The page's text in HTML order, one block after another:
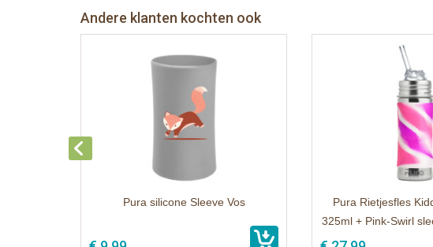
Andere klanten kochten ook
Pura silicone Sleeve Vos
Pura Rietjesfles
325ml + Pink-Swirl